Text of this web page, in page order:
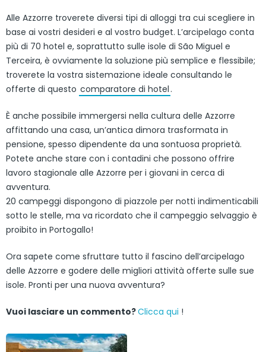
Alle Azzorre troverete diversi tipi di alloggi tra cui scegliere in
base ai vostri desideri e al vostro budget. L’arcipelago conta
più di 70 hotel e, soprattutto sulle isole di São Miguel e
Terceira, è ovviamente la soluzione più semplice e flessibile;
troverete la vostra sistemazione ideale consultando le
offerte di questo comparatore di hotel .
È anche possibile immergersi nella cultura delle Azzorre
affittando una casa, un’antica dimora trasformata in
pensione, spesso dipendente da una sontuosa proprietà.
Potete anche stare con i contadini che possono offrire
lavoro stagionale alle Azzorre per i giovani in cerca di
avventura.
20 campeggi dispongono di piazzole per notti indimenticabili
sotto le stelle, ma va ricordato che il campeggio selvaggio è
proibito in Portogallo!
Ora sapete come sfruttare tutto il fascino dell’arcipelago
delle Azzorre e godere delle migliori attività offerte sulle sue
isole. Pronti per una nuova avventura?
Vuoi lasciare un commento?Clicca qui !